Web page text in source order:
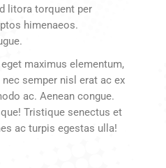
litora torquent per
himenaeos.
maximus elementum,
semper nisl erat ac ex
ac. Aenean congue.
Tristique senectus et
ac turpis egestas ulla!